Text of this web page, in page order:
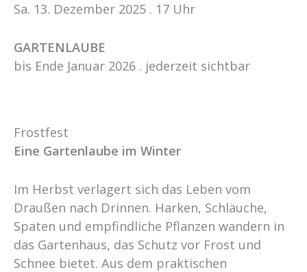
Sa. 13. Dezember 2025 . 17 Uhr
GARTENLAUBE
bis Ende Januar 2026 . jederzeit sichtbar
Frostfest
Eine Gartenlaube im Winter
Im Herbst verlagert sich das Leben vom
Draußen nach Drinnen. Harken, Schläuche,
Spaten und empfindliche Pflanzen wandern in
das Gartenhaus, das Schutz vor Frost und
Schnee bietet. Aus dem praktischen